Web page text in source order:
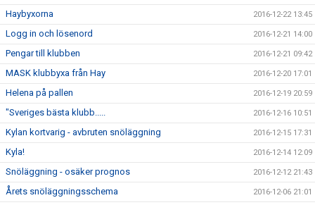
Haybyxorna 2016-12-22 13:45
Logg in och lösenord 2016-12-21 14:00
Pengar till klubben 2016-12-21 09:42
MASK klubbyxa från Hay 2016-12-20 17:01
Helena på pallen 2016-12-19 20:59
"Sveriges bästa klubb..... 2016-12-16 10:51
Kylan kortvarig - avbruten snöläggning 2016-12-15 17:31
Kyla! 2016-12-14 12:09
Snöläggning - osäker prognos 2016-12-12 21:43
Årets snöläggningsschema 2016-12-06 21:01